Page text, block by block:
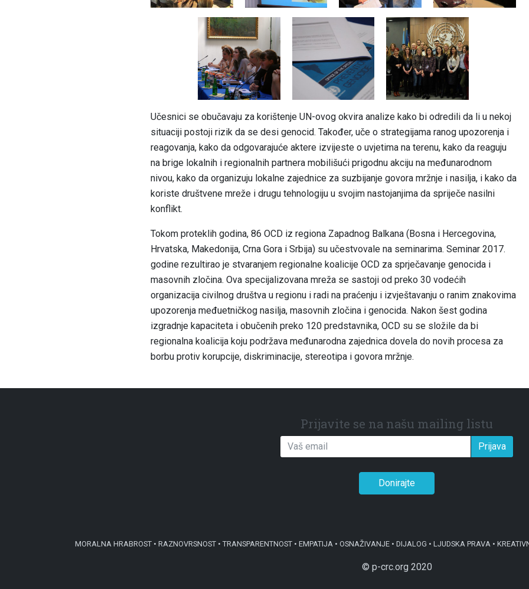
Učesnici se obučavaju za korištenje UN-ovog okvira analize kako bi odredili da li u nekoj
situaciji postoji rizik da se desi genocid. Također, uče o strategijama ranog upozorenja i
reagovanja, kako da odgovarajuće aktere izvijeste o uvjetima na terenu, kako da reaguju
na brige lokalnih i regionalnih partnera mobilišući prigodnu akciju na međunarodnom
nivou, kako da organizuju lokalne zajednice za suzbijanje govora mržnje i nasilja, i kako da
koriste društvene mreže i drugu tehnologiju u svojim nastojanjima da spriječe nasilni
konflikt.
Tokom proteklih godina, 86 OCD iz regiona Zapadnog Balkana (Bosna i Hercegovina,
Hrvatska, Makedonija, Crna Gora i Srbija) su učestvovale na seminarima. Seminar 2017.
godine rezultirao je stvaranjem regionalne koalicije OCD za sprječavanje genocida i
masovnih zločina. Ova specijalizovana mreža se sastoji od preko 30 vodećih
organizacija civilnog društva u regionu i radi na praćenju i izvještavanju o ranim znakovima
upozorenja međuetničkog nasilja, masovnih zločina i genocida. Nakon šest godina
izgradnje kapaciteta i obučenih preko 120 predstavnika, OCD su se složile da bi
regionalna koalicija koju podržava međunarodna zajednica dovela do novih procesa za
borbu protiv korupcije, diskriminacije, stereotipa i govora mržnje.
Prijavite se na našu mailing listu
Prijava
Donirajte
MORALNA HRABROST • RAZNOVRSNOST • TRANSPARENTNOST • EMPATIJA • OSNAŽIVANJE • DIJALOG • LJUDSKA PRAVA •
© p-crc.org 2020